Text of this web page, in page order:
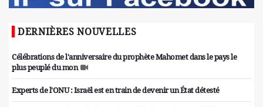
DERNIÈRES NOUVELLES
Célébrations de l'anniversaire du prophète Mahomet dans le pays le
plus peuplé du mon
Experts de l'ONU : Israël est en train de devenir un État détesté